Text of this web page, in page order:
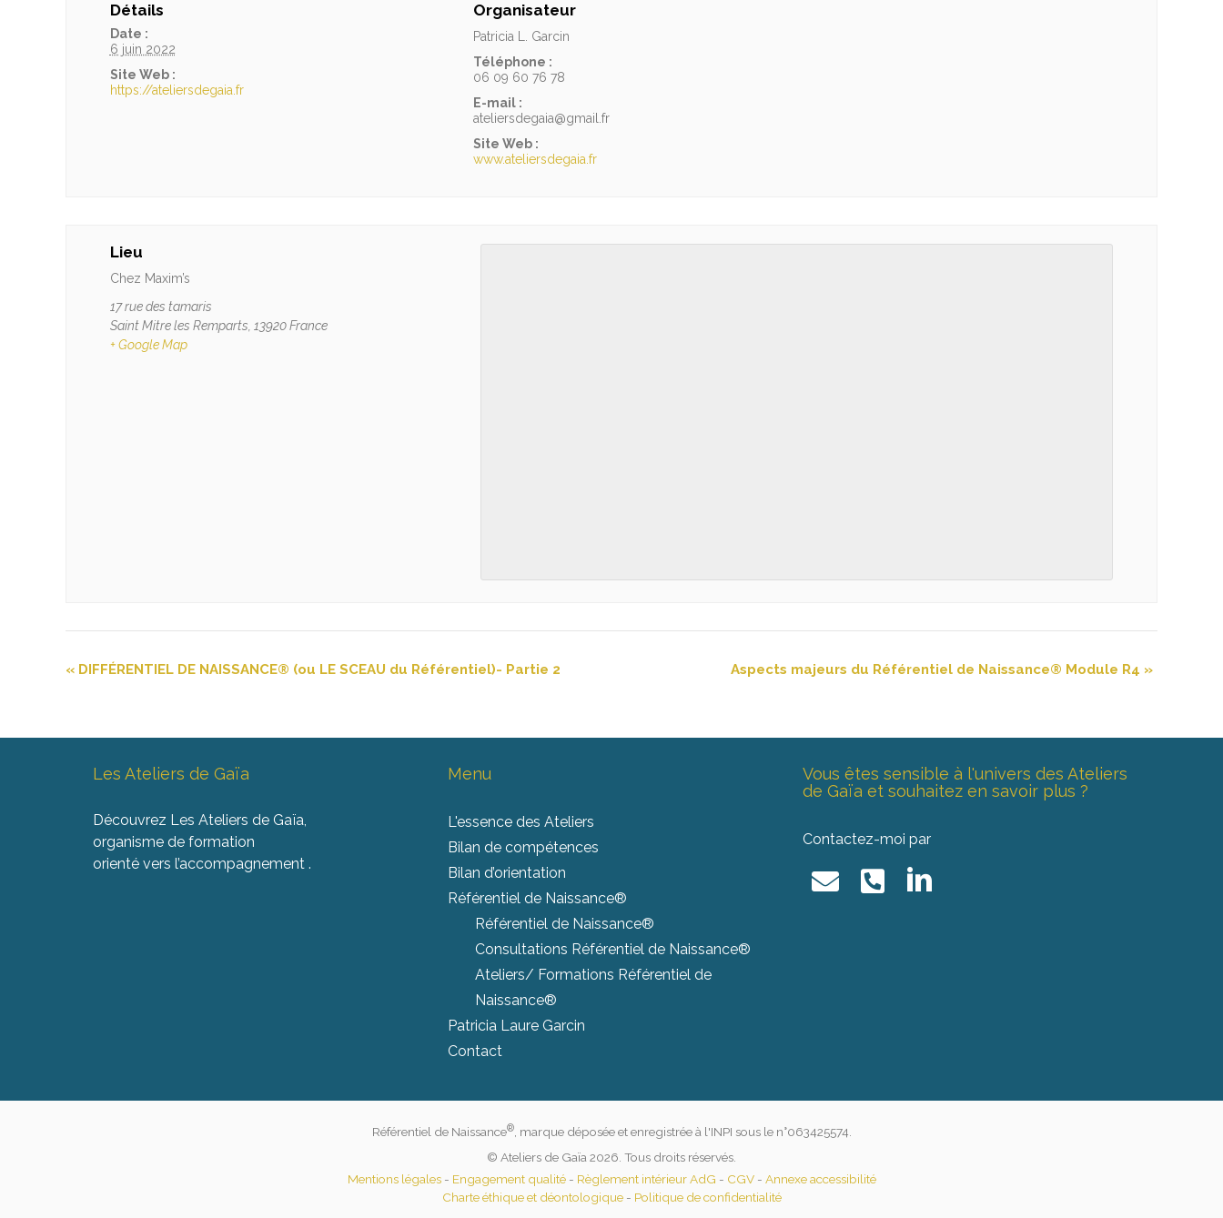
Détails
Date :
6 juin 2022
Site Web :
https://ateliersdegaia.fr
Organisateur
Patricia L. Garcin
Téléphone :
06 09 60 76 78
E-mail :
ateliersdegaia@gmail.fr
Site Web :
www.ateliersdegaia.fr
Lieu
Chez Maxim’s
17 rue des tamaris
Saint Mitre les Remparts 13920France
+ Google Map
« DIFFÉRENTIEL DE NAISSANCE® (ou LE SCEAU du Référentiel)- Partie 2 Aspects majeurs du Référentiel de Naissance® Module R4 »
Les Ateliers de Gaïa
Découvrez Les Ateliers de Gaïa,
organisme de formation
orienté vers l’accompagnement .
Menu
L'essence des Ateliers
Bilan de compétences
Bilan d’orientation
Référentiel de Naissance®
Référentiel de Naissance®
Consultations Référentiel de Naissance®
Ateliers/ Formations Référentiel de
Naissance®
Patricia Laure Garcin
Contact
Vous êtes sensible à l'univers des Ateliers
de Gaïa et souhaitez en savoir plus ?
Contactez-moi par
Référentiel de Naissance®, marque déposée et enregistrée à l'INPI sous le n°063425574.
© Ateliers de Gaïa 2026. Tous droits réservés.
Mentions légales- Engagement qualité- Règlement intérieur AdG - CGV- Annexe accessibilité
Charte éthique et déontologique- Politique de confidentialité